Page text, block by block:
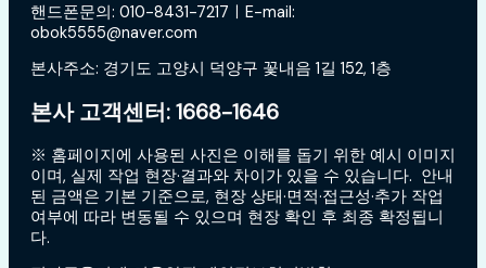
핸드폰문의: 010-8431-7217ㅣE-mail:
obok5555@naver.com
본사주소: 경기도 고양시 덕양구 꽃내음 1길 152, 1층
본사 고객센터: 1668-1646
※ 홈페이지에 사용된 사진은 이해를 돕기 위한 예시 이미지
이며, 실제 작업 현장·결과와 차이가 있을 수 있습니다. 안내
된 금액은 기본 기준으로, 현장 상태·면적·접근성·추가 작업
여부에 따라 변동될 수 있으며 현장 확인 후 최종 확정됩니
다.